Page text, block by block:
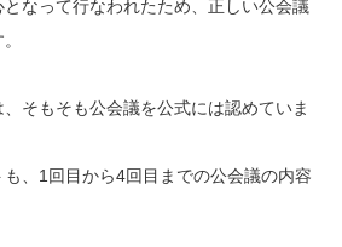
なって行なわれたため、正しい公会議
そもそも公会議を公式には認めていま
、1回目から4回目までの公会議の内容